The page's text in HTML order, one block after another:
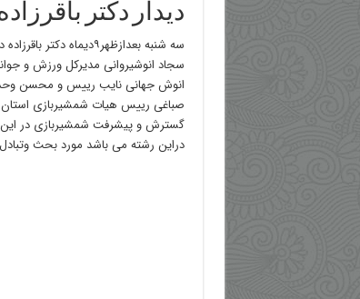
دیدار دکتر
سه شنبه بعدازظهر۹دیماه
سجاد انوشیروانی مدیرکل ورزش و
انوش جهانی نایب رییس و محسن
صباغی رییس هیات شمشیربازی استان
دراین رشته می باشد مورد بحث